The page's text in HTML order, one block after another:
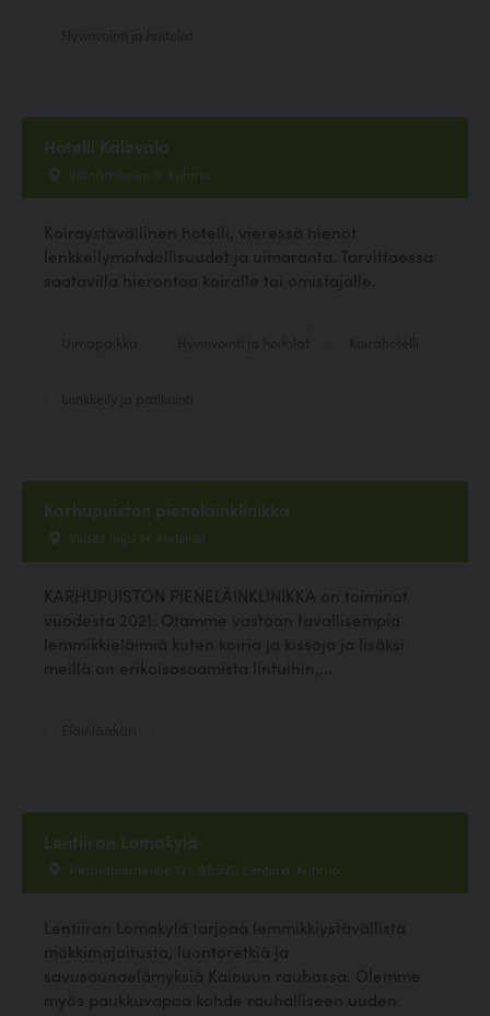
Hotelli Kalevala
Väinämöinen 9, Kuhmo
Koiraystävällinen hotelli, vieressä hienot
lenkkeilymahdollisuudet ja uimaranta. Tarvittaessa
saatavilla hierontaa koiralle tai omistajalle.
Karhupuiston pieneläinklinikka
Viides linja 14, Helsinki
KARHUPUISTON PIENELÄINKLINIKKA on toiminut
vuodesta 2021. Otamme vastaan tavallisempia
lemmikkieläimiä kuten koiria ja kissoja ja lisäksi
meillä on erikoisosaamista lintuihin,...
Lentiiran Lomakylä
Petäjäniementie 121, 88930 Lentiira, Kuhmo
Lentiiran Lomakylä tarjoaa lemmikkiystävällistä
mökkimajoitusta, luontoretkiä ja
savusaunaelämyksiä Kainuun rauhassa. Olemme
myös paukkuvapaa kohde rauhalliseen uuden